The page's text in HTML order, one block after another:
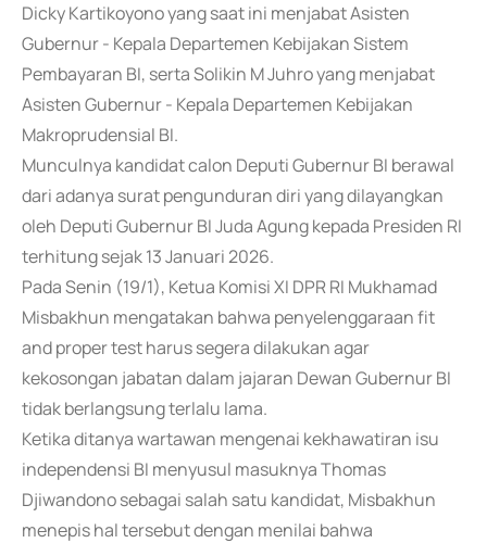
Dicky Kartikoyono yang saat ini menjabat Asisten
Gubernur - Kepala Departemen Kebijakan Sistem
Pembayaran BI, serta Solikin M Juhro yang menjabat
Asisten Gubernur - Kepala Departemen Kebijakan
Makroprudensial BI.
Munculnya kandidat calon Deputi Gubernur BI berawal
dari adanya surat pengunduran diri yang dilayangkan
oleh Deputi Gubernur BI Juda Agung kepada Presiden RI
terhitung sejak 13 Januari 2026.
Pada Senin (19/1), Ketua Komisi XI DPR RI Mukhamad
Misbakhun mengatakan bahwa penyelenggaraan fit
and proper test harus segera dilakukan agar
kekosongan jabatan dalam jajaran Dewan Gubernur BI
tidak berlangsung terlalu lama.
Ketika ditanya wartawan mengenai kekhawatiran isu
independensi BI menyusul masuknya Thomas
Djiwandono sebagai salah satu kandidat, Misbakhun
menepis hal tersebut dengan menilai bahwa